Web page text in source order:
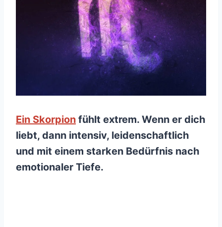
Ein Skorpion fühlt extrem. Wenn er dich
liebt, dann intensiv, leidenschaftlich
und mit einem starken Bedürfnis nach
emotionaler Tiefe.